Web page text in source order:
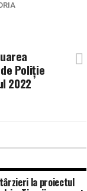
Poliţie
2022
la proiectul